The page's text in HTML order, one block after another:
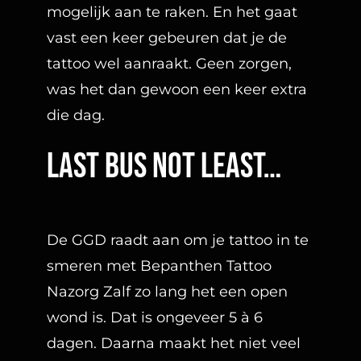
mogelijk aan te raken. En het gaat
vast een keer gebeuren dat je de
tattoo wel aanraakt. Geen zorgen,
was het dan gewoon een keer extra
die dag.
Last bus not least…
De GGD raadt aan om je tattoo in te
smeren met Bepanthen Tattoo
Nazorg Zalf zo lang het een open
wond is. Dat is ongeveer 5 à 6
dagen. Daarna maakt het niet veel